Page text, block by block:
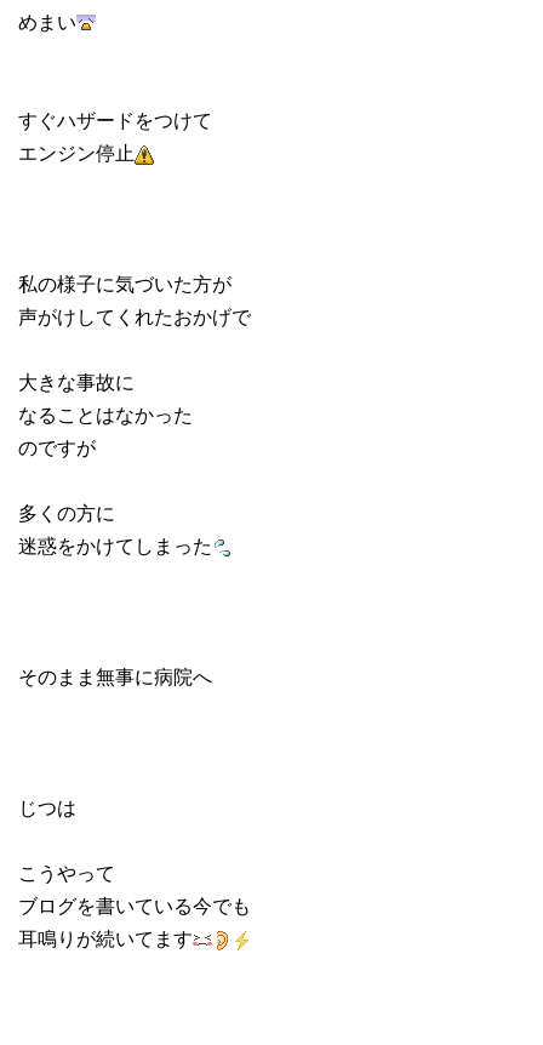
めまい
すぐハザードをつけて
エンジン停止
私の様子に気づいた方が
声がけしてくれたおかげで
大きな事故に
なることはなかった
のですが
多くの方に
迷惑をかけてしまった
そのまま無事に病院へ
じつは
こうやって
ブログを書いている今でも
耳鳴りが続いてます